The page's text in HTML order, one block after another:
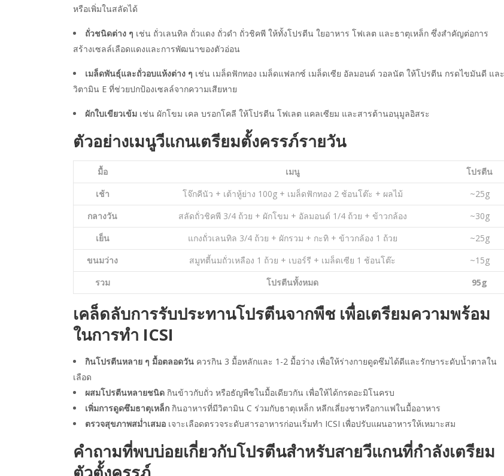
หรือเพิ่มในสลัดได้
ถั่วชนิดต่าง ๆ เช่น ถั่วเลนทิล ถั่วแดง ถั่วดำ ถั่วชิคพี ให้ทั้งโปรตีน ใยอาหาร โฟเลต และธาตุเหล็ก ซึ่งสำคัญต่อการ
สร้างเซลล์เลือดแดงและการพัฒนาของตัวอ่อน
เมล็ดพันธุ์และถั่วอบแห้งต่าง ๆ เช่น เมล็ดฟักทอง เมล็ดแฟลกซ์ เมล็ดเซีย อัลมอนด์ วอลนัต ให้โปรตีน กรดไขมันดี และ
วิตามิน E ที่ช่วยปกป้องเซลล์จากความเสียหาย
ผักใบเขียวเข้ม เช่น ผักโขม เคล บรอกโคลี ให้โปรตีน โฟเลต แคลเซียม และสารต้านอนุมูลอิสระ
ตัวอย่างเมนูวีแกนเตรียมตั้งครรภ์รายวัน
มื้อ เมนู
โปรตีน
เช้า
โจ๊กคีนัว + เต้าหู้ย่าง 100g + เมล็ดฟักทอง 2 ช้อนโต๊ะ + ผลไม้
~25g
กลางวัน
สลัดถั่วชิคพี 3/4 ถ้วย + ผักโขม + อัลมอนด์ 1/4 ถ้วย + ข้าวกล้อง
~30g
เย็น
แกงถั่วเลนทิล 3/4 ถ้วย + ผักรวม + กะทิ + ข้าวกล้อง 1 ถ้วย
~25g
ขนมว่าง
สมูทตี้นมถั่วเหลือง 1 ถ้วย + เบอร์รี + เมล็ดเซีย 1 ช้อนโต๊ะ
~15g
รวม
โปรตีนทั้งหมด 95g
เคล็ดลับการรับประทานโปรตีนจากพืช เพื่อเตรียมความพร้อม
ในการทำ ICSI
กินโปรตีนหลาย ๆ มื้อตลอดวัน ควรกิน 3 มื้อหลักและ 1-2 มื้อว่าง เพื่อให้ร่างกายดูดซึมได้ดีและรักษาระดับน้ำตาลใน
เลือด
ผสมโปรตีนหลายชนิด กินข้าวกับถั่ว หรือธัญพืชในมื้อเดียวกัน เพื่อให้ได้กรดอะมิโนครบ
เพิ่มการดูดซึมธาตุเหล็ก กินอาหารที่มีวิตามิน C ร่วมกับธาตุเหล็ก หลีกเลี่ยงชาหรือกาแฟในมื้ออาหาร
ตรวจสุขภาพสม่ำเสมอ เจาะเลือดตรวจระดับสารอาหารก่อนเริ่มทำ ICSI เพื่อปรับแผนอาหารให้เหมาะสม
คำถามที่พบบ่อยเกี่ยวกับโปรตีนสำหรับสายวีแกนที่กำลังเตรียม